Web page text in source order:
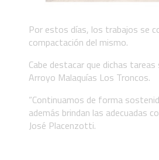
Por estos días, los trabajos se
compactación del mismo.
Cabe destacar que dichas
Arroyo Malaquías Los Troncos.
“Continuamos de forma
además brindan las adecuadas
José Placenzotti.